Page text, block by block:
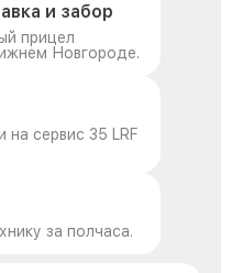
и забор
прицел
Новгороде.
на сервис 35 LRF
за полчаса.